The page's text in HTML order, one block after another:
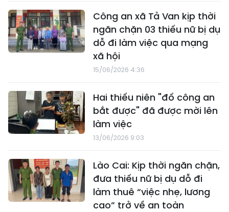
Công an xã Tả Van kịp thời
ngăn chặn 03 thiếu nữ bị dụ
dỗ đi làm việc qua mạng
xã hội
15/06/2026 4:36
Hai thiếu niên "đố công an
bắt được" đã được mời lên
làm việc
13/06/2026 9:03
Lào Cai: Kịp thời ngăn chặn,
đưa thiếu nữ bị dụ dỗ đi
làm thuê “việc nhẹ, lương
cao” trở về an toàn